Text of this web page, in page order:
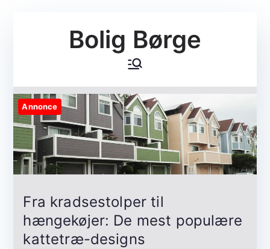
Bolig Børge
Annonce
Fra kradsestolper til
hængekøjer: De mest populære
kattetræ-designs